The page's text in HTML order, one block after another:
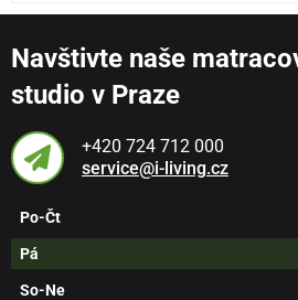
Navštivte naše
studio v Praze
+420 724 712 000
service@i-living.cz
Po-Čt
Pá
So-Ne